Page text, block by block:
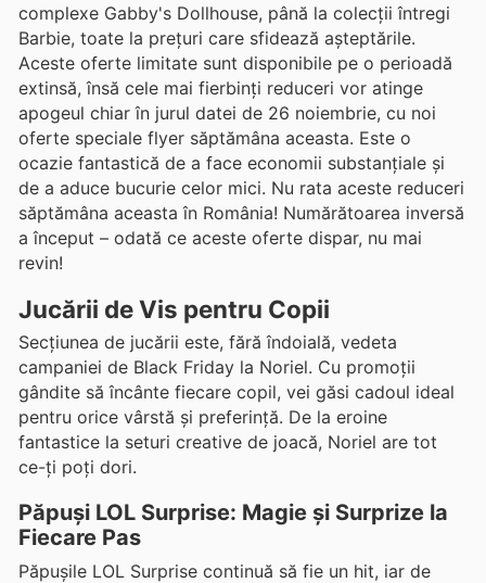
complexe Gabby's Dollhouse, până la colecții întregi
Barbie, toate la prețuri care sfidează așteptările.
Aceste oferte limitate sunt disponibile pe o perioadă
extinsă, însă cele mai fierbinți reduceri vor atinge
apogeul chiar în jurul datei de 26 noiembrie, cu noi
oferte speciale flyer săptămâna aceasta. Este o
ocazie fantastică de a face economii substanțiale și
de a aduce bucurie celor mici. Nu rata aceste reduceri
săptămâna aceasta în România! Numărătoarea inversă
a început – odată ce aceste oferte dispar, nu mai
revin!
Jucării de Vis pentru Copii
Secțiunea de jucării este, fără îndoială, vedeta
campaniei de Black Friday la Noriel. Cu promoții
gândite să încânte fiecare copil, vei găsi cadoul ideal
pentru orice vârstă și preferință. De la eroine
fantastice la seturi creative de joacă, Noriel are tot
ce-ți poți dori.
Păpuși LOL Surprise: Magie și Surprize la
Fiecare Pas
Păpușile LOL Surprise continuă să fie un hit, iar de